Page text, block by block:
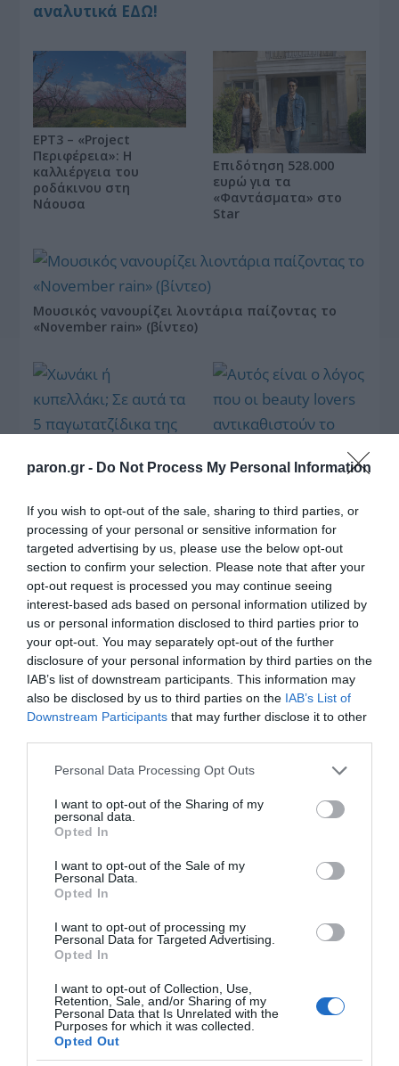
paron.gr - Do Not Process My Personal Information
If you wish to opt-out of the sale, sharing to third parties, or
processing of your personal or sensitive information for
targeted advertising by us, please use the below opt-out
section to confirm your selection. Please note that after your
opt-out request is processed you may continue seeing
interest-based ads based on personal information utilized by
us or personal information disclosed to third parties prior to
your opt-out. You may separately opt-out of the further
disclosure of your personal information by third parties on the
IAB’s list of downstream participants. This information may
also be disclosed by us to third parties on the IAB’s List of
Downstream Participants that may further disclose it to other
Please note that this website/app uses one or more Google
not limited to your visit or usage behaviour. You may click to
grant or deny consent to Google and its third-party tags to
use your data for below specified purposes in below Google
consent section.
Personal Data Processing Opt Outs
I want to opt-out of the Sharing of my
personal data.
Opted In
I want to opt-out of the Sale of my
Personal Data.
Opted In
I want to opt-out of processing my
Personal Data for Targeted Advertising.
Opted In
I want to opt-out of Collection, Use,
Retention, Sale, and/or Sharing of my
Personal Data that Is Unrelated with the
Purposes for which it was collected.
Opted Out
αναλυτικά ΕΔΩ!
ΕΡΤ3 – «Project
Περιφέρεια»: Η
καλλιέργεια του
ροδάκινου στη
Νάουσα
Επιδότηση 528.000
ευρώ για τα
«Φαντάσματα» στο
Star
Μουσικός νανουρίζει λιοντάρια παίζοντας το
«November rain» (βίντεο)
αυτά τα 5
παγωτατζίδικα της
Αθήνας η απάντηση
είναι…και τα δύο!
που οι beauty lovers
αντικαθιστούν το
μαύρο μολύβι με καφέ
το καλοκαίρι
Αυτά είναι τα 4 prints στα μαγιό που θα βλέπεις
σε κάθε παραλία φέτος!
ξενύχτι; 5 καντίνες
στην Αθήνα που
σώζουν τις βραδινές
Πώς να ξεφλουδίζεις
foodie πρέπει να ξέρει
Οι «Τυπολογίες» περνούν στην εικόνα, έχοντας
ως πρώτο καλεσμένο στο νέο vidcast τον Παύλο